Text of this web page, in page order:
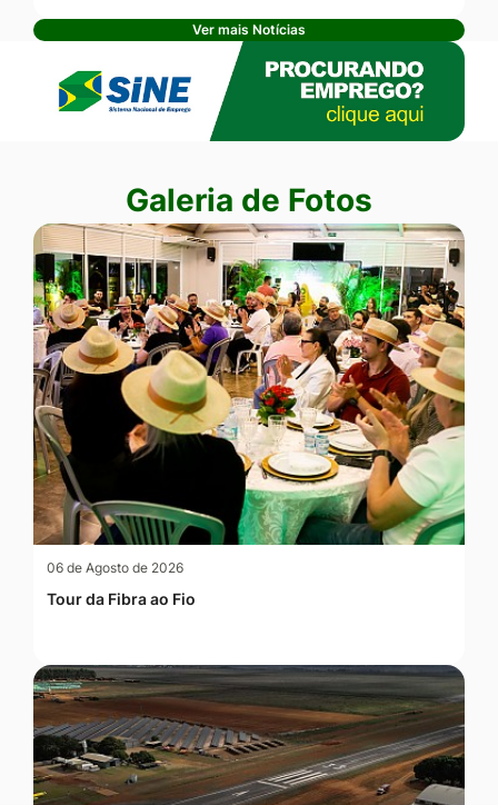
Ver mais Notícias
Seção Galeria de Fotos
Galeria de Fotos
06 de Agosto de 2026
Tour da Fibra ao Fio